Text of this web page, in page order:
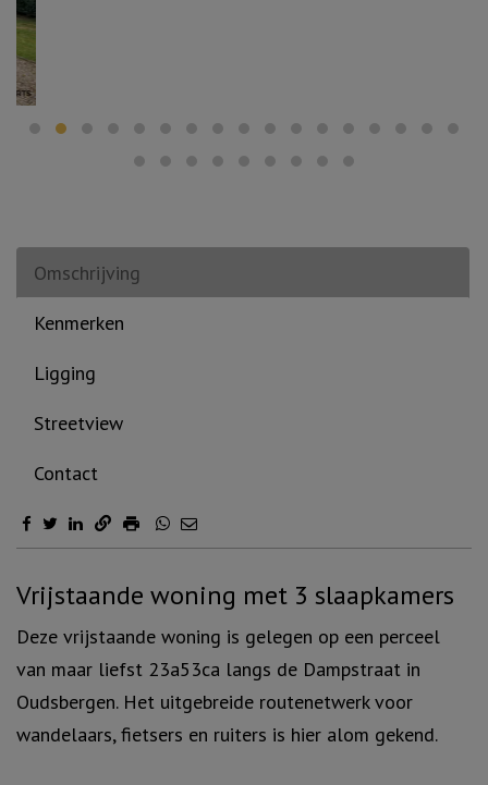
Omschrijving
Kenmerken
Ligging
Streetview
Contact
Omschrijving
Vrijstaande woning met 3 slaapkamers
Deze vrijstaande woning is gelegen op een perceel
van maar liefst 23a53ca langs de Dampstraat in
Oudsbergen. Het uitgebreide routenetwerk voor
wandelaars, fietsers en ruiters is hier alom gekend.